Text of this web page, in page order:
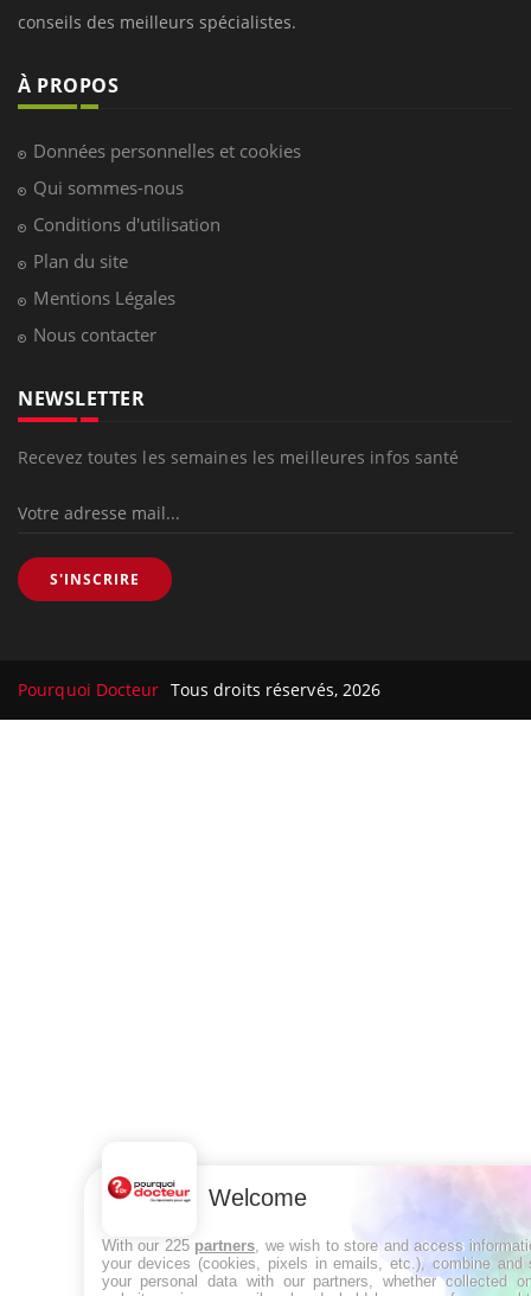
conseils des meilleurs spécialistes.
À PROPOS
Données personnelles et cookies
Qui sommes-nous
Conditions d'utilisation
Plan du site
Mentions Légales
Nous contacter
NEWSLETTER
Recevez toutes les semaines les meilleures infos santé
S'INSCRIRE
Pourquoi Docteur Tous droits réservés, 2026
Welcome
With our 225 partners , we wish to store and access
your devices (cookies, pixels in emails, etc.), combine and
your personal data with our partners, whether collected